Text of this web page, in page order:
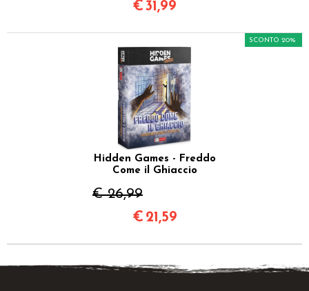
€31,99
Hidden Games - Freddo
Come il Ghiaccio
€ 26,99
SCONTO 20%
€ 21,59